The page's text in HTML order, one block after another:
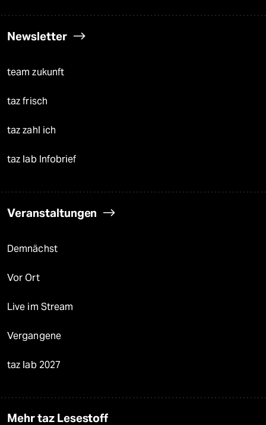
Newsletter
team zukunft
taz frisch
taz zahl ich
taz lab Infobrief
Veranstaltungen
Demnächst
Vor Ort
Live im Stream
Vergangene
taz lab 2027
Mehr taz Lesestoff